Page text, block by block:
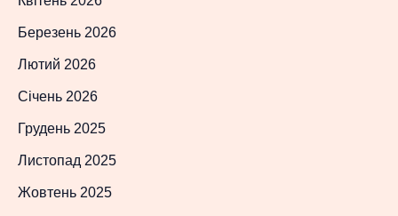
Березень 2026
Лютий 2026
Січень 2026
Грудень 2025
Листопад 2025
Жовтень 2025